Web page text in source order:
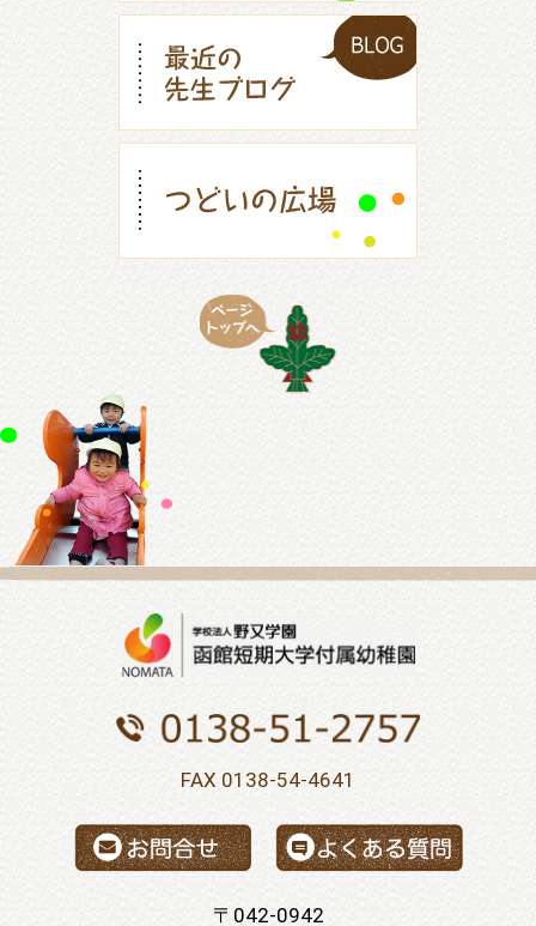
FAX 0138-54-4641
〒042-0942